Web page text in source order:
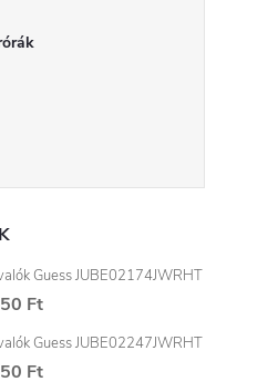
Guess JUBE02174JWRHT
Ft
Guess JUBE02247JWRHT
Ft